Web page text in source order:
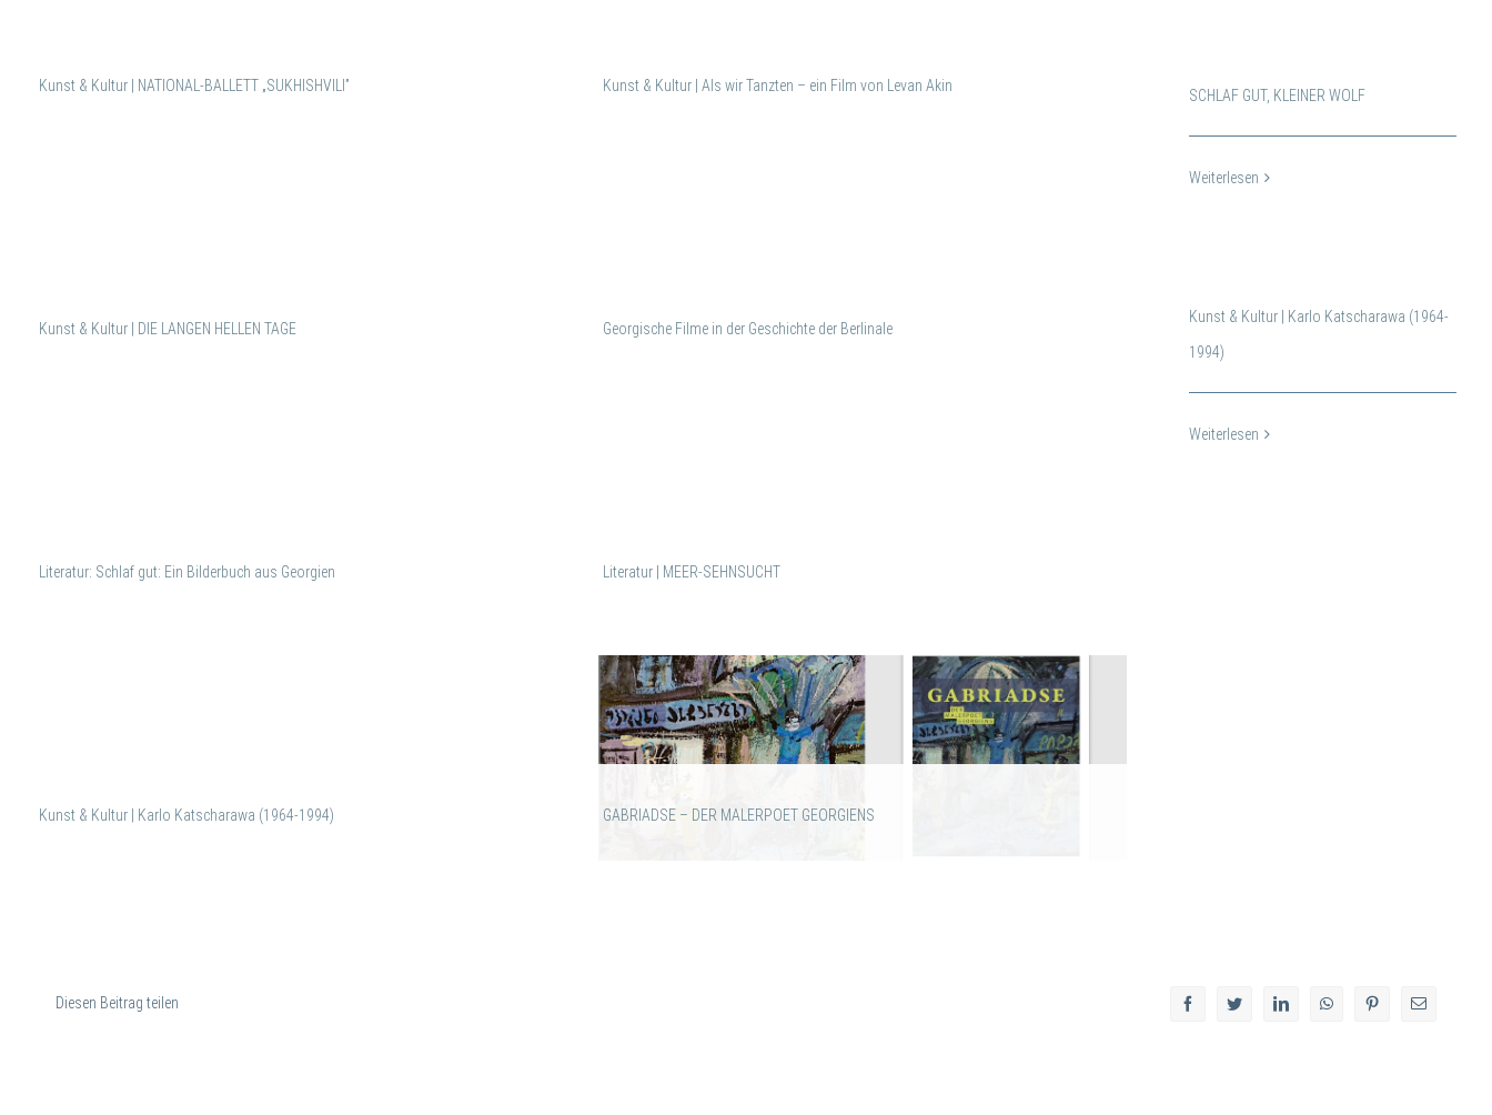
Kunst & Kultur | NATIONAL-BALLETT „SUKHISHVILI” Kunst & Kultur | Als wir Tanzten – ein Film von Levan Akin
Kunst & Kultur | DIE LANGEN HELLEN TAGE Georgische Filme in der Geschichte der Berlinale
Literatur: Schlaf gut: Ein Bilderbuch aus Georgien Literatur | MEER-SEHNSUCHT
Kunst & Kultur | Karlo Katscharawa (1964-1994) GABRIADSE – DER MALERPOET GEORGIENS
SCHLAF GUT, KLEINER WOLF
Weiterlesen
Kunst & Kultur | Karlo Katscharawa (1964-
1994)
Weiterlesen
Diesen Beitrag teilen facebooktwitter linkedinwhatsapp pinterestE-